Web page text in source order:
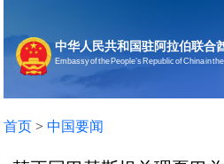
中华人民共和国驻阿拉伯联合
Embassy of the People’s Republic of China in
首页 >中国要闻